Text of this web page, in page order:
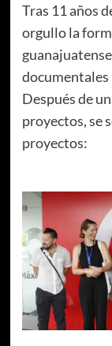
Tras 11 años
orgullo la
Después de
proyectos, se
proyectos: